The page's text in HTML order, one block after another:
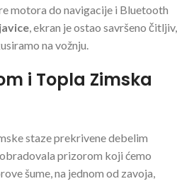
motora do navigacije i Bluetooth
, ekran je ostao savršeno čitljiv,
na vožnju.
i Topla Zimska
staze prekrivene debelim
prizorom koji ćemo
šume, na jednom od zavoja,